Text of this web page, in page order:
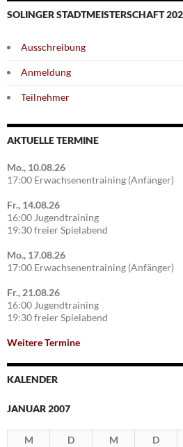
SOLINGER STADTMEISTERSCHAFT
Ausschreibung
Anmeldung
Teilnehmer
AKTUELLE TERMINE
Mo., 10.08.26
17:00 Erwachsenentraining (Anfänger)
Fr., 14.08.26
16:00 Jugendtraining
19:30 freier Spielabend
Mo., 17.08.26
17:00 Erwachsenentraining (Anfänger)
Fr., 21.08.26
16:00 Jugendtraining
19:30 freier Spielabend
Weitere Termine
KALENDER
JANUAR 2007
M D M D